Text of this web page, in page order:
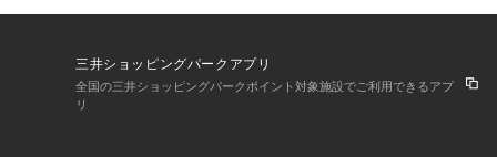
三井ショッピングパークアプリ
全国の三井ショッピングパークポイント対象施設でご利用できるアプ
リ